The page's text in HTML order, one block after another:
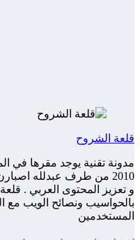
قلعة الشروح
مدونة تقنية يوجد مقرها في
2010 من طرف عبدلله
و تعزيز المحتوى العربي .
بالحواسيب ونصائح الويب مع
المستخدمين